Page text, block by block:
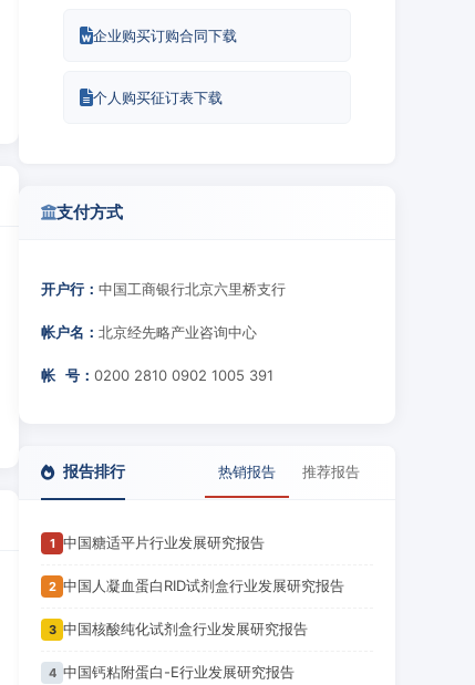
企业购买订购合同下载
个人购买征订表下载
支付方式
开户行： 中国工商银行北京六里桥支行
帐户名： 北京经先略产业咨询中心
帐 号： 0200 2810 0902 1005 391
报告排行 热销报告 推荐报告
1 中国糖适平片行业发展研究报告
2 中国人凝血蛋白RID试剂盒行业发展研究报告
3 中国核酸纯化试剂盒行业发展研究报告
4 中国钙粘附蛋白-E行业发展研究报告